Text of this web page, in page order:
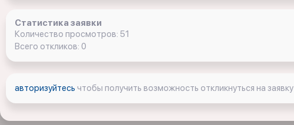
Статистика заявки
Количество просмотров: 51
Всего откликов: 0
авторизуйтесь чтобы получить возможность откликнуться на заявку